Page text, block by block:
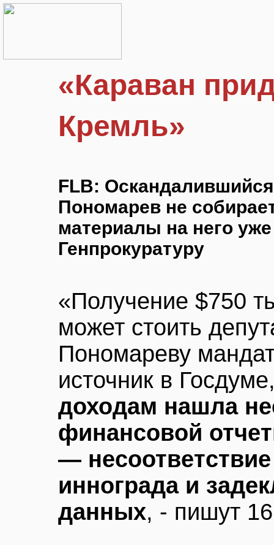
«Караван
Кремль»
FLB:
Пономарев не
материалы на него
Генпрокуратуру
«Получение $750
может стоить
Пономареву
источник в
доходам нашла
финансовой
—
иннограда и
данных, - пишут